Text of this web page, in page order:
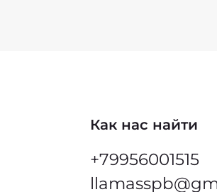
Как нас найти
+79956001515